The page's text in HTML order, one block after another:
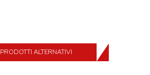
PRODOTTI ALTERNATIVI